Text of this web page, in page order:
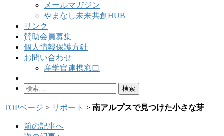
メールマガジン
やまなし未来共創HUB
リンク
賛助会員募集
個人情報保護方針
お問い合わせ
産学官連携窓口
検
TOPページ > リポート > 南アルプスで見つけた小さな芽
前の記事へ